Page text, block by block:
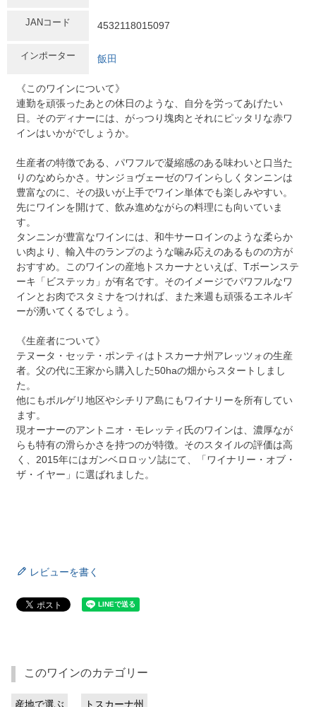
JANコード 4532118015097
インポーター 飯田
《このワインについて》
連勤を頑張ったあとの休日のような、自分を労ってあげたい
日。そのディナーには、がっつり塊肉とそれにピッタリな赤ワ
インはいかがでしょうか。
生産者の特徴である、パワフルで凝縮感のある味わいと口当た
りのなめらかさ。サンジョヴェーゼのワインらしくタンニンは
豊富なのに、その扱いが上手でワイン単体でも楽しみやすい。
先にワインを開けて、飲み進めながらの料理にも向いていま
す。
タンニンが豊富なワインには、和牛サーロインのような柔らか
い肉より、輸入牛のランプのような噛み応えのあるものの方が
おすすめ。このワインの産地トスカーナといえば、Tボーンステ
ーキ「ビステッカ」が有名です。そのイメージでパワフルなワ
インとお肉でスタミナをつければ、また来週も頑張るエネルギ
ーが湧いてくるでしょう。
《生産者について》
テヌータ・セッテ・ポンティはトスカーナ州アレッツォの生産
者。父の代に王家から購入した50haの畑からスタートしまし
た。
他にもボルゲリ地区やシチリア島にもワイナリーを所有してい
ます。
現オーナーのアントニオ・モレッティ氏のワインは、濃厚なが
らも特有の滑らかさを持つのが特徴。そのスタイルの評価は高
く、2015年にはガンベロロッソ誌にて、「ワイナリー・オブ・
ザ・イヤー」に選ばれました。
レビューを書く
このワインのカテゴリー
産地で選ぶ トスカーナ州